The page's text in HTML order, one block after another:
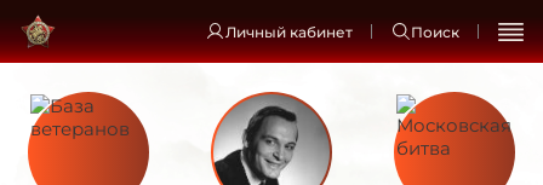
Личный кабинет Поиск